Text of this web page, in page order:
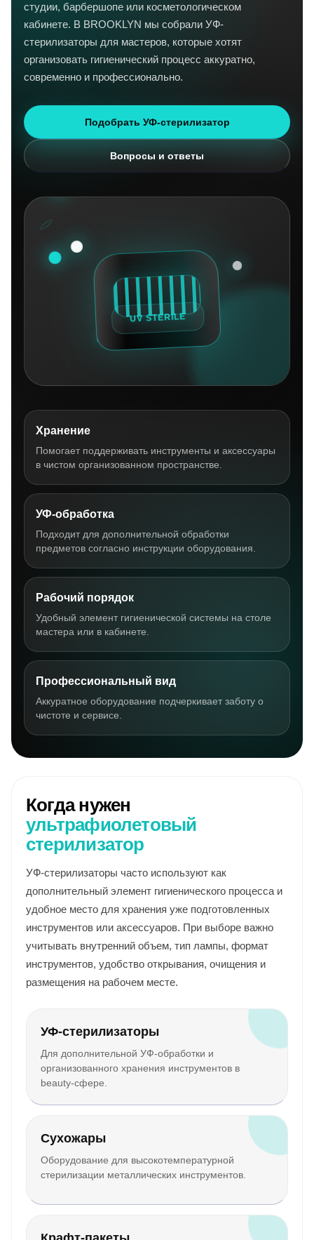
студии, барбершопе или косметологическом
кабинете. В BROOKLYN мы собрали УФ-
стерилизаторы для мастеров, которые хотят
организовать гигиенический процесс аккуратно,
современно и профессионально.
Подобрать УФ-стерилизатор
Вопросы и ответы
Хранение
Помогает поддерживать инструменты и аксессуары
в чистом организованном пространстве.
УФ-обработка
Подходит для дополнительной обработки
предметов согласно инструкции оборудования.
Рабочий порядок
Удобный элемент гигиенической системы на столе
мастера или в кабинете.
Профессиональный вид
Аккуратное оборудование подчеркивает заботу о
чистоте и сервисе.
Когда нужен
ультрафиолетовый
стерилизатор
УФ-стерилизаторы часто используют как
дополнительный элемент гигиенического процесса и
удобное место для хранения уже подготовленных
инструментов или аксессуаров. При выборе важно
учитывать внутренний объем, тип лампы, формат
инструментов, удобство открывания, очищения и
размещения на рабочем месте.
УФ-стерилизаторы
Для дополнительной УФ-обработки и
организованного хранения инструментов в
beauty-сфере.
Сухожары
Оборудование для высокотемпературной
стерилизации металлических инструментов.